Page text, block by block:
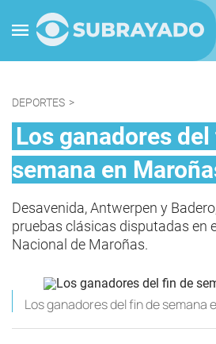
DEPORTES >
Los ganadores
semana en
Desavenida, Antwerpen y
pruebas clásicas disputadas en
Nacional de Maroñas.
Los ganadores del fin de semana